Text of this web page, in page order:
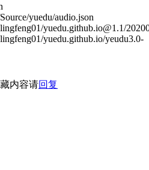
yuedu/audio.json
yuedu.github.io@1.1/
yuedu.github.io/yeudu3.0-
内容请回复